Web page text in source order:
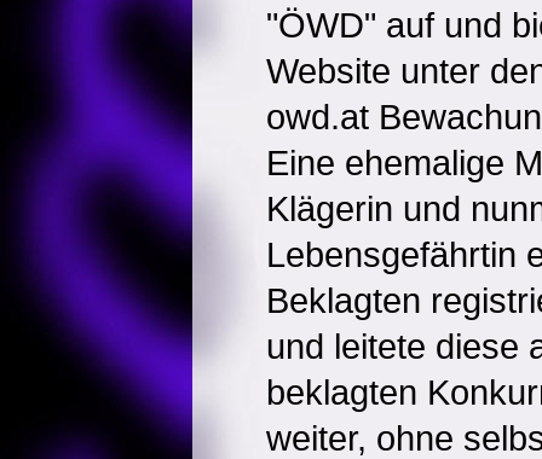
"ÖWD" auf und
Website unter
owd.at
Eine ehemalige
Klägerin und
Lebensgefährtin
Beklagten
und leitete diese
beklagten
weiter, ohne